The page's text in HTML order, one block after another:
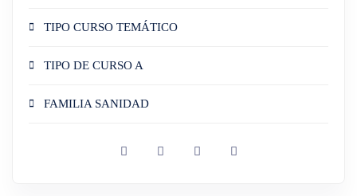
TIPO CURSO TEMÁTICO
TIPO DE CURSO A
FAMILIA SANIDAD